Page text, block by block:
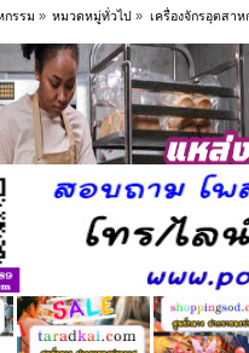
กรรม » หมวดหมู่ทั่วไป » เครื่องจักรอุตสา